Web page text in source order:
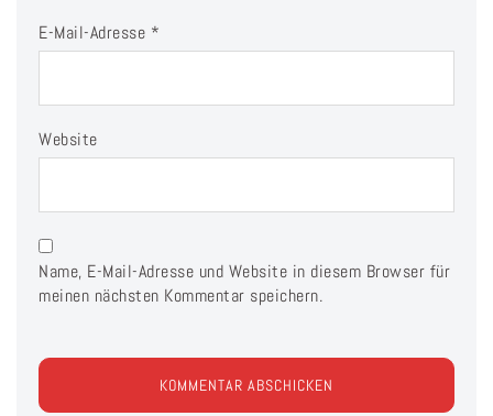
E-Mail-Adresse *
Website
Name, E-Mail-Adresse und Website in diesem Browser für
meinen nächsten Kommentar speichern.